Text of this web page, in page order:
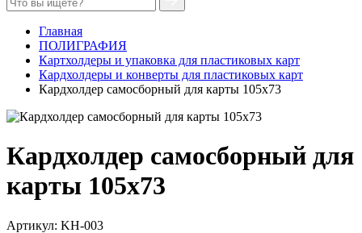
Главная
ПОЛИГРАФИЯ
Картхолдеры и упаковка для пластиковых карт
Кардхолдеры и конверты для пластиковых карт
Кардхолдер самосборный для карты 105х73
Кардхолдер самосборный для
карты 105х73
Артикул: KH-003